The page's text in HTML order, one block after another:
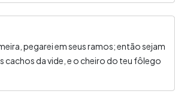
pegarei em seus ramos; então sejam
cachos da vide, e o cheiro do teu fôlego